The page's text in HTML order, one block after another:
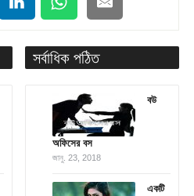
সর্বাধিক পঠিত
বউ
অফিসের বস
জানু. 23, 2018
একটি